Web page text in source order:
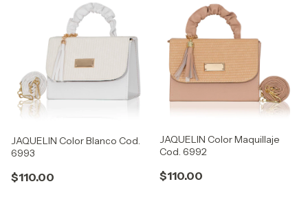
JAQUELIN Color Blanco Cod.
6993
$110.00
JAQUELIN Color Maquillaje
Cod. 6992
$110.00